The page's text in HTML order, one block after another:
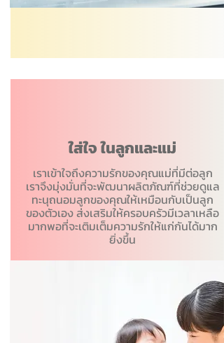
ใส่ใจ ในลูกและแม่
เราเข้าใจถึงความรักของคุณแม่ที่มีต่อลูก
เราจึงมุ่งมั่นที่จะพัฒนาผลิตภัณฑ์ที่ช่วยดูแล
ทะนุถนอมลูกของคุณให้เหมือนกับเป็นลูก
ของตัวเอง ส่งเสริมให้ครอบครัวมีเวลาเหลือ
มากพอที่จะเติมเต็มความรักให้แก่กันได้มาก
ยิ่งขึ้น